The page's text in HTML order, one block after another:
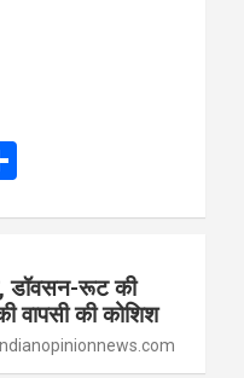
e
डॉवसन-रूट की
वापसी की कोशिश